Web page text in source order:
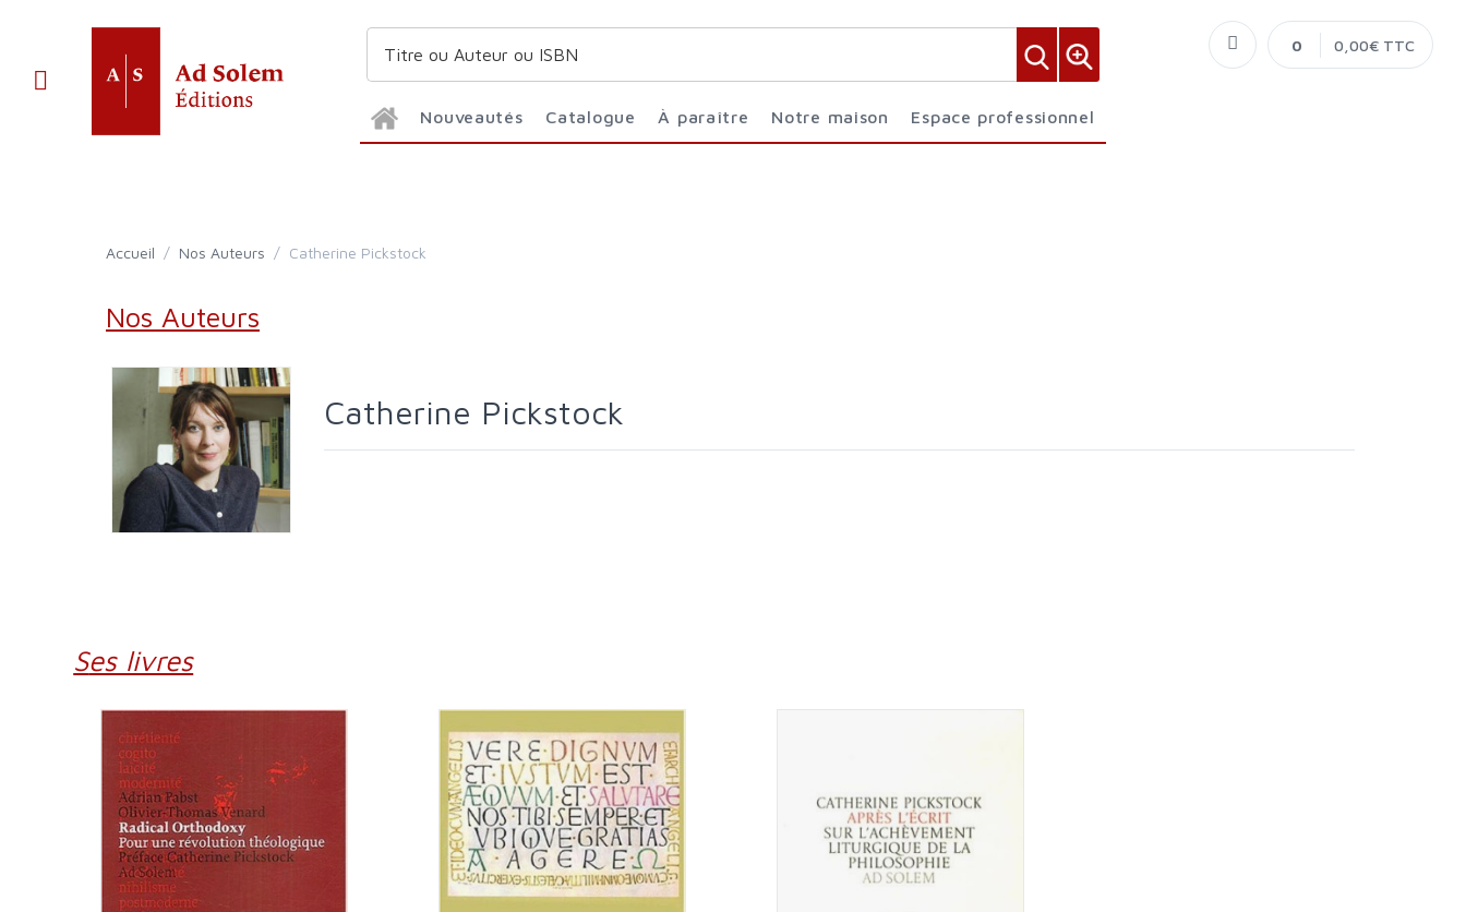
Nouveautés Catalogue À paraître Notre maison Espace professionnel
0 0,00€ TTC
Accueil / Nos Auteurs / Catherine Pickstock
Nos Auteurs
Catherine Pickstock
Ses livres